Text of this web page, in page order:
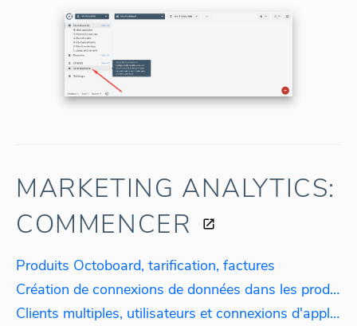
MARKETING ANALYTICS:
COMMENCER
Produits Octoboard, tarification, factures
Création de connexions de données dans les produits principaux d'Octoboard.
Clients multiples, utilisateurs et connexions d'applications multiples